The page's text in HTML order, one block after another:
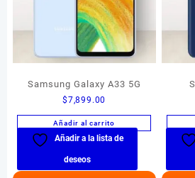
Samsung Galaxy A33 5G
$7,899.00
Añadir al carrito
Añadir a la lista de
deseos